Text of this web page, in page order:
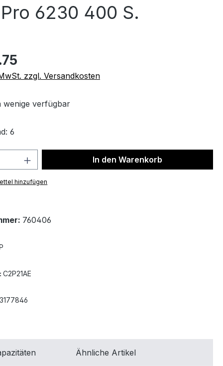
6230 400 S.
zzgl. Versandkosten
wenige verfügbar
6
Anzahl: Gib den gewünschten Wert
In den Warenkorb
hinzufügen
760406
C2P21AE
Ähnliche Artikel